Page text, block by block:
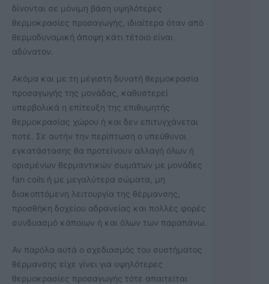
δίνονται σε μόνιμη βάση υψηλότερες
θερμοκρασίες προσαγωγής, ιδιαίτερα όταν από
θερμοδυναμική άποψη κάτι τέτοιο είναι
αδύνατον.
Ακόμα και με τη μέγιστη δυνατή θερμοκρασία
προσαγωγής της μονάδας, καθυστερεί
υπερβολικά η επίτευξη της επιθυμητής
θερμοκρασίας χώρου ή και δεν επιτυγχάνεται
ποτέ. Σε αυτήν την περίπτωση ο υπεύθυνοι
εγκατάστασης θα προτείνουν αλλαγή όλων ή
ορισμένων θερμαντικών σωμάτων με μονάδες
fan coils ή με μεγαλύτερα σώματα, μη
διακοπτόμενη λειτουργία της θέρμανσης,
προσθήκη δοχείου αδρανείας και πολλές φορές
συνδυασμό κάποιων ή και όλων των παραπάνω.
Αν παρόλα αυτά ο σχεδιασμός του συστήματος
θέρμανσης είχε γίνει για υψηλότερες
θερμοκρασίες προσαγωγής τότε απαιτείται